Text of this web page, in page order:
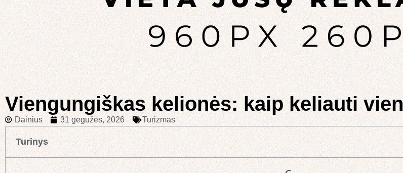
Viengungiškas kelionės: kaip keliauti
Dainius 31 gegužės, 2026 Turizmas
Turinys